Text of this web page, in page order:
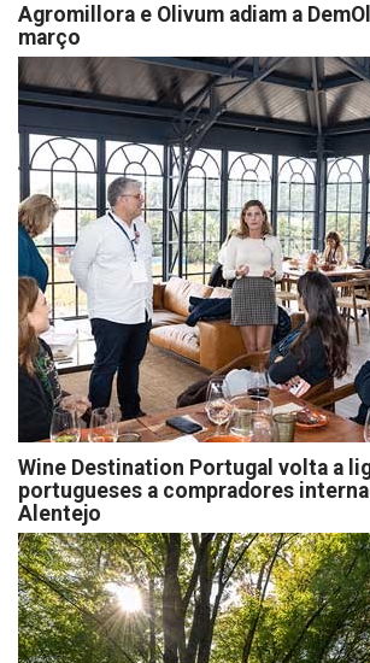
Agromillora e Olivum adiam a
março
Wine Destination Portugal volta a
portugueses a compradores
Alentejo